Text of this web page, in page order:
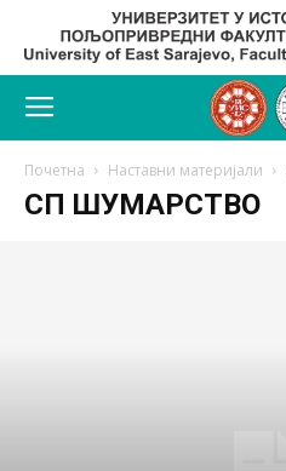
Почетна Наставни материјали
СП ШУМАРСТВО